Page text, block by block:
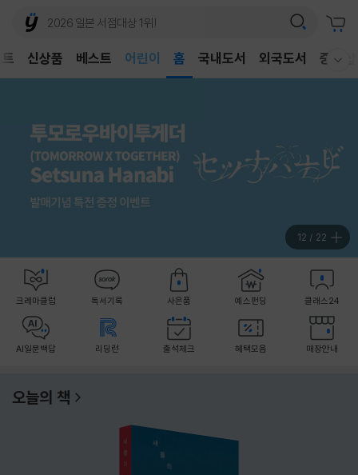
신상품 베스트
독후감
어린이
홈 국내도서 외국도서 중고샵
12 / 22
크레마클럽 독서기록 사은품 예스펀딩 클래스24
AI일문백답 리딩런 출석체크 혜택모음 매장안내
오늘의 책